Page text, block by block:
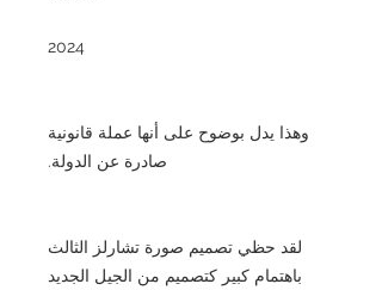
2024
وهذا يدل بوضوح على أنها عملة قانونية
صادرة عن الدولة.
لقد حظي تصميم صورة تشارلز الثالث
باهتمام كبير كتصميم من الجيل الجديد